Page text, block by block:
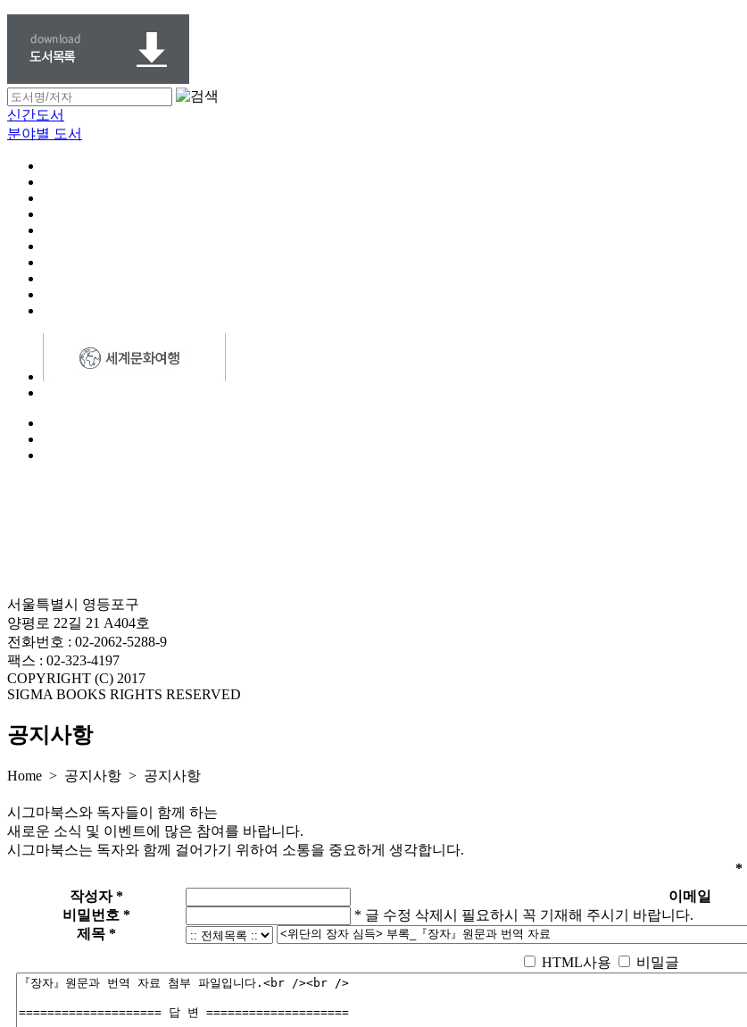
신간도서
분야별 도서
서울특별시 영등포구
양평로 22길 21 A404호
전화번호 : 02-2062-5288-9
팩스 : 02-323-4197
COPYRIGHT (C) 2017
SIGMA BOOKS RIGHTS RESERVED
공지사항
Home > 공지사항 > 공지사항
시그마북스와 독자들이 함께 하는
새로운 소식 및 이벤트에 많은 참여를 바랍니다.
시그마북스는 독자와 함께 걸어가기 위하여 소통을 중요하게 생각합니다.
*
작성자 *
이메일
비밀번호 *
* 글 수정 삭제시 필요하시 꼭 기재해 주시기 바랍니다.
제목 *
HTML사용
비밀글